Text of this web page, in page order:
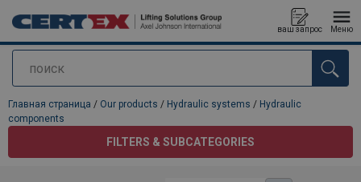
поиск
ваш запрос Меню
Продукт добавлен в ваш запрос
Главная страница / Our products / Hydraulic systems / Hydraulic
components
FILTERS & SUBCATEGORIES